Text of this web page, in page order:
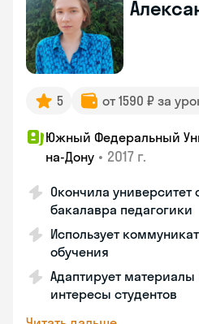
5 от 1590 ₽ за
Южный Федеральный
на-Дону • 2017 г.
Окончила
бакалавра педагогики
Использует
обучения
Адаптирует материалы
интересы студентов